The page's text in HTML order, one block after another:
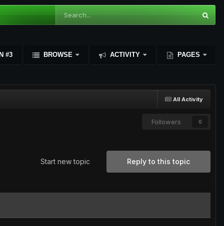
#3 BROWSE ACTIVITY PAGES
All Activity
Followers 0
Reply to this topic
Start new topic